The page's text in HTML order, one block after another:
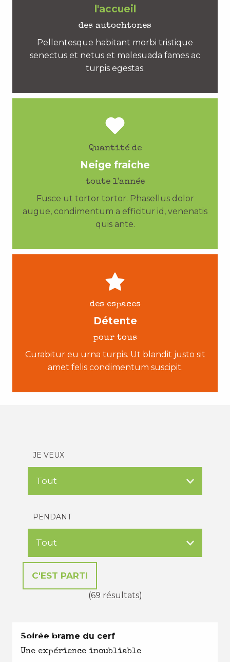
l'accueil
des autochtones
Pellentesque habitant morbi tristique
senectus et netus et malesuada fames ac
turpis egestas.
Quantité de
Neige fraiche
toute l'année
Fusce ut tortor tortor. Phasellus dolor
augue, condimentum a efficitur id, venenatis
quis ante.
des espaces
Détente
pour tous
Curabitur eu urna turpis. Ut blandit justo sit
amet felis condimentum suscipit.
JE VEUX
PENDANT
(69 résultats)
L'AUTOMNE
Soirée brame du cerf
Une expérience inoubliable